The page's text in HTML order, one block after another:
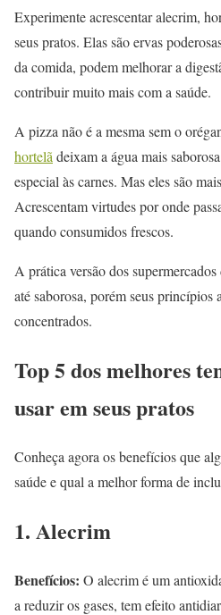
Experimente acrescentar alecrim,
seus pratos. Elas são ervas
da comida, podem melhorar a
contribuir muito mais com a saúde.
A pizza não é a mesma sem o
hortelã deixam a água mais
especial às carnes. Mas eles são
Acrescentam virtudes por onde
quando consumidos frescos.
A prática versão dos
até saborosa, porém seus princípios
concentrados.
Top 5 dos melhores
usar em seus pratos
Conheça agora os benefícios que
saúde e qual a melhor forma de
1. Alecrim
Benefícios: O alecrim é um
a reduzir os gases, tem efeito